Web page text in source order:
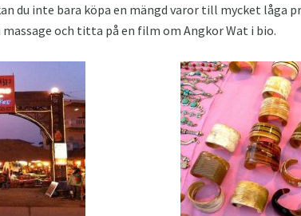
du inte bara köpa en mängd varor till mycket låga
och titta på en film om Angkor Wat i bio.